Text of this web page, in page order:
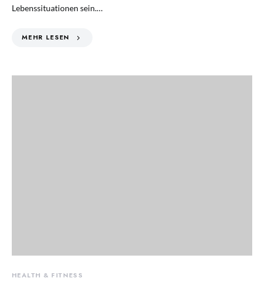
Lebenssituationen sein.…
MEHR LESEN
HEALTH & FITNESS